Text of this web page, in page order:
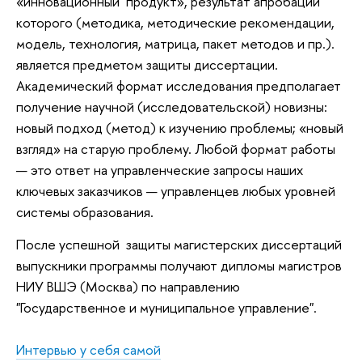
которого (методика, методические рекомендации,
модель, технология, матрица, пакет методов и пр.).
является предметом защиты диссертации.
Академический формат исследования предполагает
получение научной (исследовательской) новизны:
новый подход (метод) к изучению проблемы; «новый
взгляд» на старую проблему. Любой формат работы
— это ответ на управленческие запросы наших
ключевых заказчиков — управленцев любых уровней
системы образования.
После успешной защиты магистерских диссертаций
выпускники программы получают дипломы магистров
НИУ ВШЭ (Москва) по направлению
"Государственное и муниципальное управление".
Интервью у себя самой